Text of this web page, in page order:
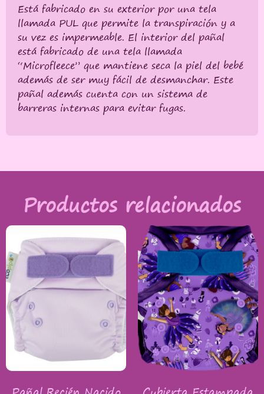
Está fabricado en su exterior por una tela
llamada PUL que permite la transpiración y a
su vez es impermeable. El interior del pañal
está fabricado de una tela llamada
“Microfleece” que mantiene seca la piel del bebé
además de ser muy fácil de desmanchar. Este
pañal además cuenta con un sistema de
barreras internas para evitar fugas.
Productos relacionados